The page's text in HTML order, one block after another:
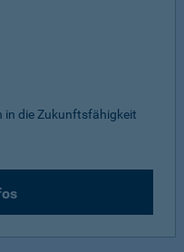
in die Zukunftsfähigkeit